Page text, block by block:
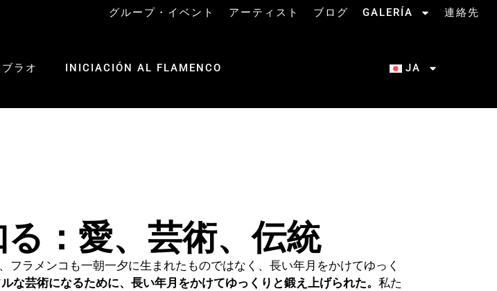
グループ・イベント アーティスト ブログ GALERÍA 連絡先
ブラオ INICIACIÓN AL FLAMENCO JA
：愛、芸術、伝統
フラメンコも一朝一夕に生まれたものではなく、長い年月をかけてゆっく
な芸術になるために、長い年月をかけてゆっくりと鍛え上げられた。 私た